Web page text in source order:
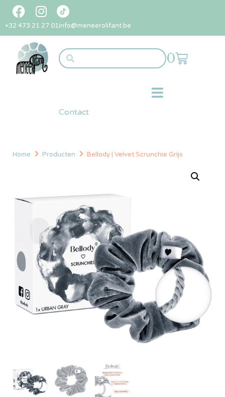
+32 473 21 27 01info@meneerolifant.be
0
Contact
Home Producten Bellody | Velvet Scrunchie Grijs